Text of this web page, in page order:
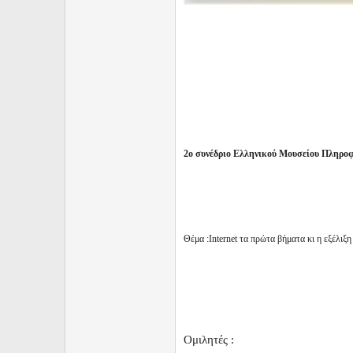
2ο συνέδριο Ελληνικoύ Μουσείου
Θέμα :Internet τα πρώτα βήματα κι η εξέλιξη
Ομιλητές :